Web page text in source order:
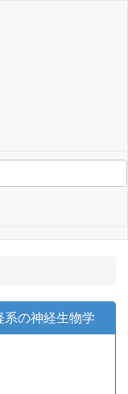
系の神経生物学